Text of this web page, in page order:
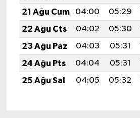
21 Ağu Cum
04:00 05:29
22 Ağu Cts
04:02 05:30
23 Ağu Paz
04:03 05:31
24 Ağu Pts
04:04 05:31
25 Ağu Sal
04:05 05:32